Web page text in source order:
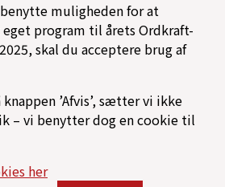
muligheden for at
program til årets Ordkraft-
skal du acceptere brug af
’Afvis’, sætter vi ikke
– vi benytter dog en cookie til
her